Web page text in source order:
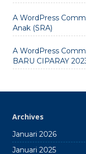
A WordPress
Anak (SRA)
A WordPress
BARU CIPARAY
Archives
Januari 2026
Januari 2025